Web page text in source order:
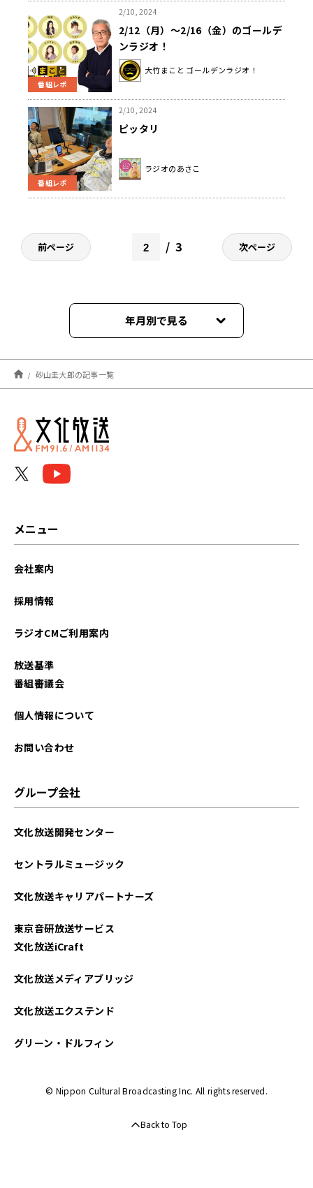
番組レポ
2/10, 2024
2/12（月）～2/16（金）のゴールデ
ンラジオ！
大竹まこと ゴールデンラジオ！
番組レポ
2/10, 2024
ピッタリ
ラジオのあさこ
前ページ 3 次ページ
年月別で見る
2026年08月
2026年07月
2026年06月
2025年09月
2025年06月
2025年01月
2024年12月
2024年11月
砂山圭大郎の記事一覧
メニュー
会社案内
採用情報
ラジオCMご利用案内
放送基準
番組審議会
個人情報について
お問い合わせ
グループ会社
文化放送開発センター
セントラルミュージック
文化放送キャリアパートナーズ
東京音研放送サービス
文化放送iCraft
文化放送メディアブリッジ
文化放送エクステンド
グリーン・ドルフィン
© Nippon Cultural Broadcasting Inc. All rights reserved.
Back to Top